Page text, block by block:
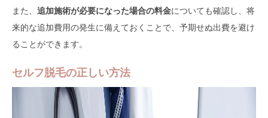
また、 追加施術が必要になった場合の料金についても確認し、将
来的な追加費用の発生に備えておくことで、予期せぬ出費を避け
ることができます。
セルフ脱毛の正しい方法